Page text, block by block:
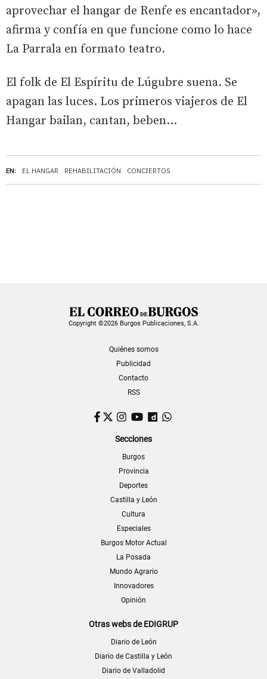
EN: EL HANGAR REHABILITACIÓN CONCIERTOS
aprovechar el hangar de Renfe es encantador»,
afirma y confía en que funcione como lo hace
La Parrala en formato teatro.
El folk de El Espíritu de Lúgubre suena. Se
apagan las luces. Los primeros viajeros de El
Hangar bailan, cantan, beben...
Copyright ©2026 Burgos Publicaciones, S.A.
Quiénes somos
Publicidad
Contacto
RSS
Facebook
TwitterInstagram
YouTubeDailymotion
Secciones
Burgos
Provincia
Deportes
Castilla y León
Cultura
Especiales
Burgos Motor Actual
La Posada
Mundo Agrario
Innovadores
Opinión
Otras webs de EDIGRUP
Diario de León
Diario de Castilla y León
Diario de Valladolid